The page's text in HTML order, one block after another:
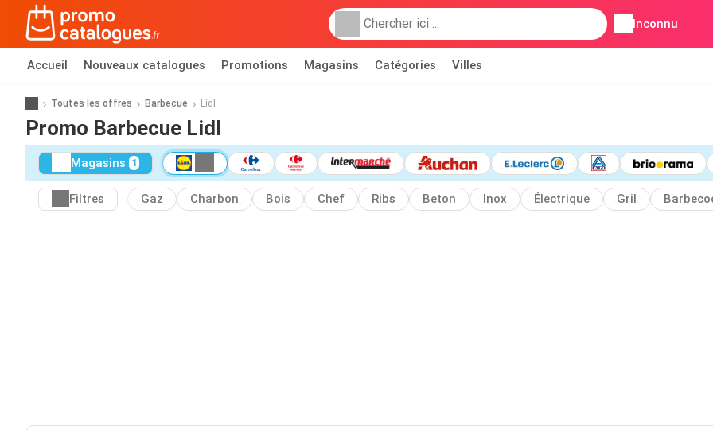
Inconnu
Accueil Nouveaux catalogues Promotions Magasins Catégories Villes
Toutes les offres Barbecue Lidl
Promo Barbecue Lidl
Magasins 1
Filtres Gaz Charbon Bois Chef Ribs Beton Inox Électrique Gril